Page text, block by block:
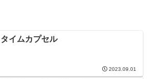
タイムカプセル
2023.09.01